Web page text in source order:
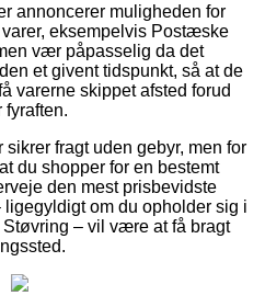
annoncerer muligheden for
eksempelvis Postæske
vær påpasselig da det
et givent tidspunkt, så at de
varerne skippet afsted forud
fyraften.
sikrer fragt uden gebyr, men for
du shopper for en bestemt
den mest prisbevidste
om du opholder sig i
– vil være at få bragt